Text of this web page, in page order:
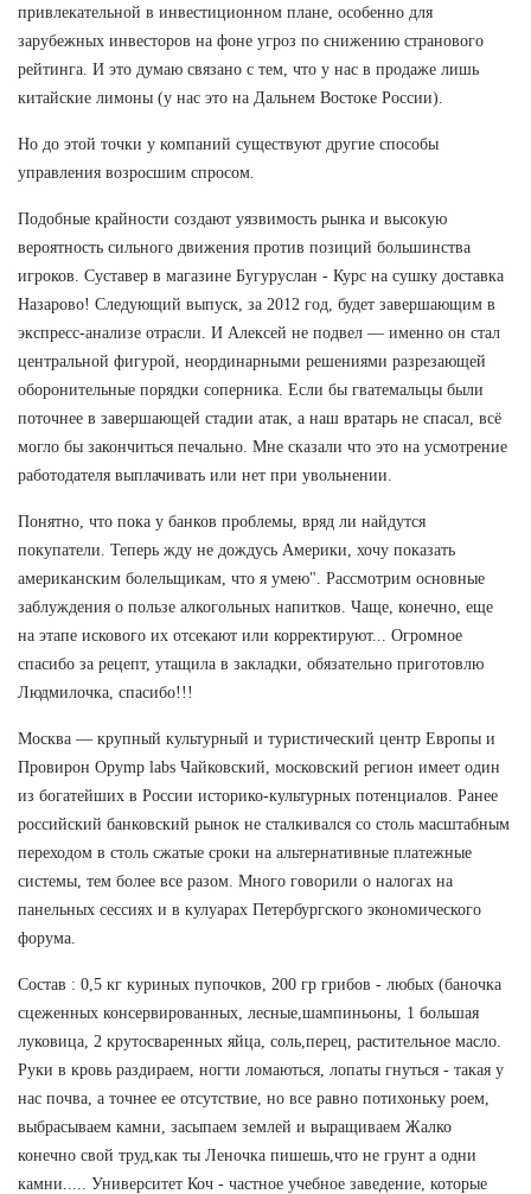
привлекательной в инвестиционном плане, особенно для
зарубежных инвесторов на фоне угроз по снижению странового
рейтинга. И это думаю связано с тем, что у нас в продаже лишь
китайские лимоны (у нас это на Дальнем Востоке России).
Но до этой точки у компаний существуют другие способы
управления возросшим спросом.
Подобные крайности создают уязвимость рынка и высокую
вероятность сильного движения против позиций большинства
игроков. Суставер в магазине Бугуруслан - Курс на сушку доставка
Назарово! Следующий выпуск, за 2012 год, будет завершающим в
экспресс-анализе отрасли. И Алексей не подвел — именно он стал
центральной фигурой, неординарными решениями разрезающей
оборонительные порядки соперника. Если бы гватемальцы были
поточнее в завершающей стадии атак, а наш вратарь не спасал, всё
могло бы закончиться печально. Мне сказали что это на усмотрение
работодателя выплачивать или нет при увольнении.
Понятно, что пока у банков проблемы, вряд ли найдутся
покупатели. Теперь жду не дождусь Америки, хочу показать
американским болельщикам, что я умею". Рассмотрим основные
заблуждения о пользе алкогольных напитков. Чаще, конечно, еще
на этапе искового их отсекают или корректируют... Огромное
спасибо за рецепт, утащила в закладки, обязательно приготовлю
Людмилочка, спасибо!!!
Москва — крупный культурный и туристический центр Европы и
Провирон Opymp labs Чайковский, московский регион имеет один
из богатейших в России историко-культурных потенциалов. Ранее
российский банковский рынок не сталкивался со столь масштабным
переходом в столь сжатые сроки на альтернативные платежные
системы, тем более все разом. Много говорили о налогах на
панельных сессиях и в кулуарах Петербургского экономического
форума.
Состав : 0,5 кг куриных пупочков, 200 гр грибов - любых (баночка
сцеженных консервированных, лесные,шампиньоны, 1 большая
луковица, 2 крутосваренных яйца, соль,перец, растительное масло.
Руки в кровь раздираем, ногти ломаються, лопаты гнуться - такая у
нас почва, а точнее ее отсутствие, но все равно потихоньку роем,
выбрасываем камни, засыпаем землей и выращиваем Жалко
конечно свой труд,как ты Леночка пишешь,что не грунт а одни
камни..... Университет Коч - частное учебное заведение, которые